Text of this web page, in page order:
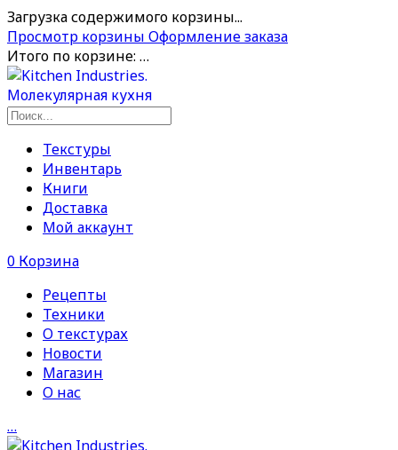
Загрузка содержимого корзины...
Просмотр корзины Оформление заказа
Итого по корзине: …
Текстуры
Инвентарь
Книги
Доставка
Мой аккаунт
0 Корзина
Рецепты
Техники
О текстурах
Новости
Магазин
О нас
…